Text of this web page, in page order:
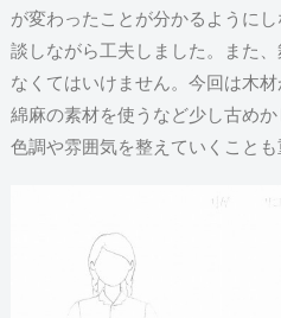
が変わったことが分かるように
談しながら工夫しました。また
なくてはいけません。今回は木
綿麻の素材を使うなど少し古め
色調や雰囲気を整えていくことも